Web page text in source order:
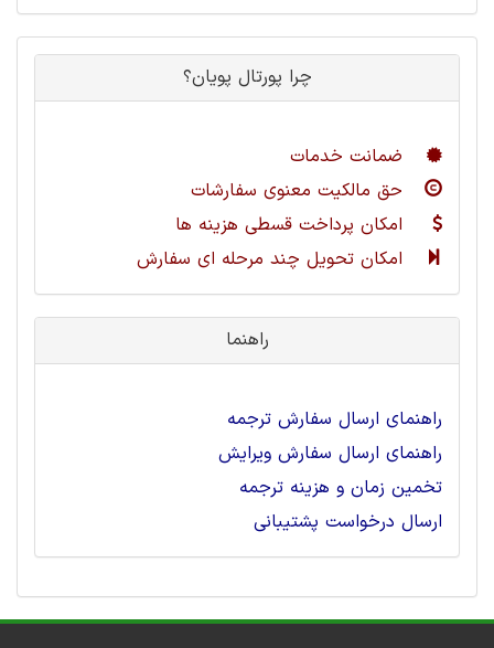
چرا پورتال پویان؟
ضمانت خدمات
حق مالکیت معنوی سفارشات
امکان پرداخت قسطی هزینه ها
امکان تحویل چند مرحله ای سفارش
راهنما
راهنمای ارسال سفارش ترجمه
راهنمای ارسال سفارش ویرایش
تخمین زمان و هزینه ترجمه
ارسال درخواست پشتیبانی